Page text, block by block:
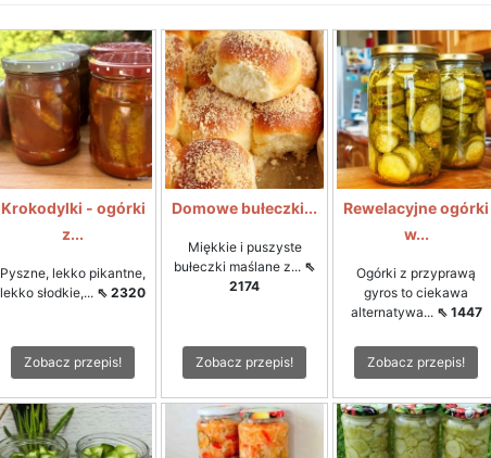
Krokodylki - ogórki
z...
Pyszne, lekko pikantne,
lekko słodkie,... ⇖ 2320
Zobacz przepis!
Domowe bułeczki...
Miękkie i puszyste
bułeczki maślane z... ⇖
2174
Zobacz przepis!
Rewelacyjne ogórki
w...
Ogórki z przyprawą
gyros to ciekawa
alternatywa... ⇖ 1447
Zobacz przepis!